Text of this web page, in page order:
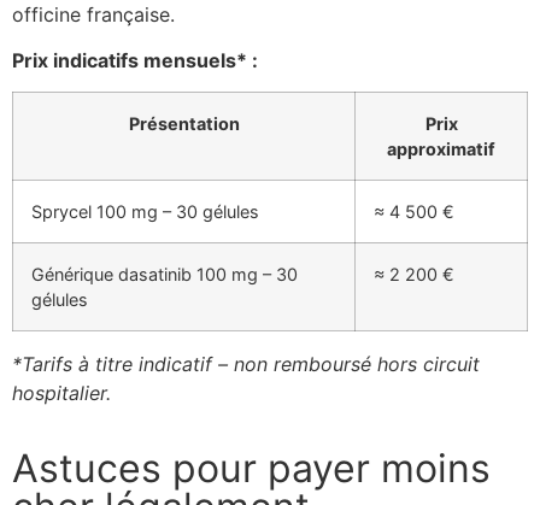
officine française.
Prix indicatifs mensuels* :
Présentation
Prix
approximatif
Sprycel 100 mg – 30 gélules ≈ 4 500 €
Générique dasatinib 100 mg – 30
gélules
≈ 2 200 €
*Tarifs à titre indicatif – non remboursé hors circuit
hospitalier.
Astuces pour payer moins